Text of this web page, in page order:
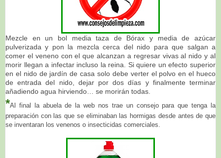
Mezcle en un bol media taza de Bórax y media de azúcar
pulverizada y pon la mezcla cerca del nido para que salgan a
comer el veneno con el que alcanzan a regresar vivas al nido y al
morir llegan a infectar incluso la reina. Si quiere un efecto superior
en el nido de jardín de casa solo debe verter el polvo en el hueco
de entrada del nido, dejar por dos días y finalmente terminar
añadiendo agua hirviendo… se morirán todas.
*Al final la abuela de la web nos trae un consejo para que tenga la
preparación con las que se eliminaban las hormigas desde antes de que
se inventaran los venenos o insecticidas comerciales.